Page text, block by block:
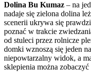
Dolina Bu Kumaz – na
nadaje się zielona dolina
scenerii ukrywa się
poznać w trakcie
od stuleci przez rolnicze
domki wznoszą się jeden
niepowtarzalny widok, a
sklepienia można